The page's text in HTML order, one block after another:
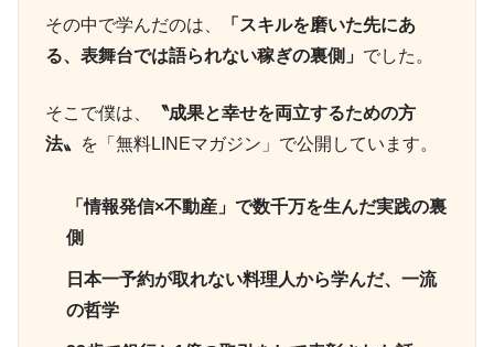
その中で学んだのは、
「スキルを磨いた先にあ
る、表舞台では語られない稼ぎの裏側」 でした。
そこで僕は、
〝成果と幸せを両立するための方
法〟
を「無料LINEマガジン」で公開しています。
「情報発信×不動産」で数千万を生んだ実践の裏
側
日本一予約が取れない料理人から学んだ、一流
の哲学